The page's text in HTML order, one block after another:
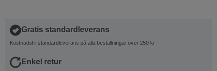
Gratis standardleverans
Kostnadsfri standardleverans på alla beställningar över 250 kr
Enkel retur